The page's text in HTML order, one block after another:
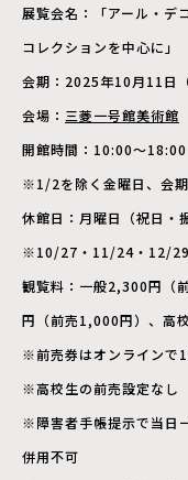
展覧会名：「アール・デ
コレクションを中心に」
会期：2025年10月11日
会場： 三菱一号館美術館
開館時間：10:00～18:00
※1/2を除く金曜日、会
休館日：月曜日（祝日
※10/27・11/24・12/29
観覧料：一般2,300円（
円（前売1,000円）、高
※前売券はオンラインで
※高校生の前売設定なし
※障害者手帳提示で当日
併用不可